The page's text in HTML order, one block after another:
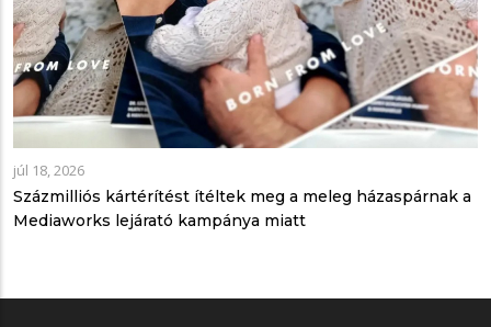
júl 18, 2026
Százmilliós kártérítést ítéltek meg a meleg házaspárnak a
Mediaworks lejárató kampánya miatt